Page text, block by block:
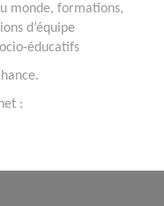
monde, formations,
d’équipe
éducatifs
: